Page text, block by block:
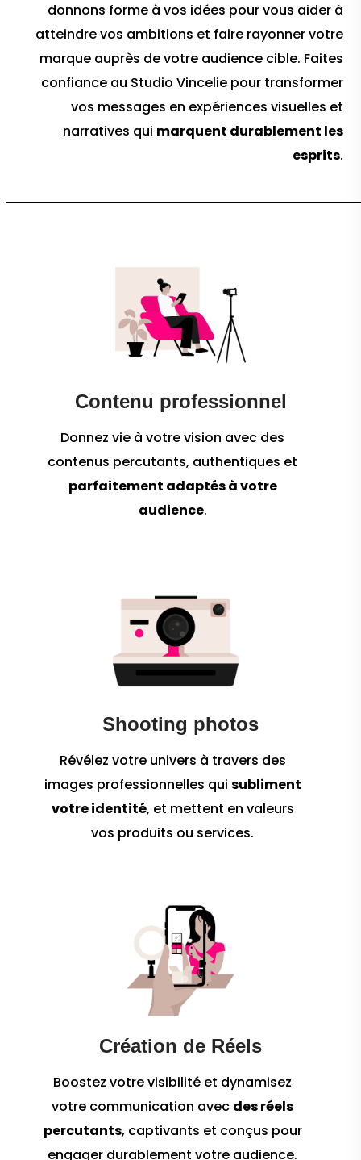
donnons forme à vos idées pour vous aider à
atteindre vos ambitions et faire rayonner votre
marque auprès de votre audience cible. Faites
confiance au Studio Vincelie pour transformer
vos messages en expériences visuelles et
narratives qui marquent durablement les
esprits.
Contenu professionnel
Donnez vie à votre vision avec des
contenus percutants, authentiques et
parfaitement adaptés à votre
audience.
Shooting photos
Révélez votre univers à travers des
images professionnelles qui subliment
votre identité, et mettent en valeurs
vos produits ou services.
Création de Réels
Boostez votre visibilité et dynamisez
votre communication avec des réels
percutants, captivants et conçus pour
engager durablement votre audience.